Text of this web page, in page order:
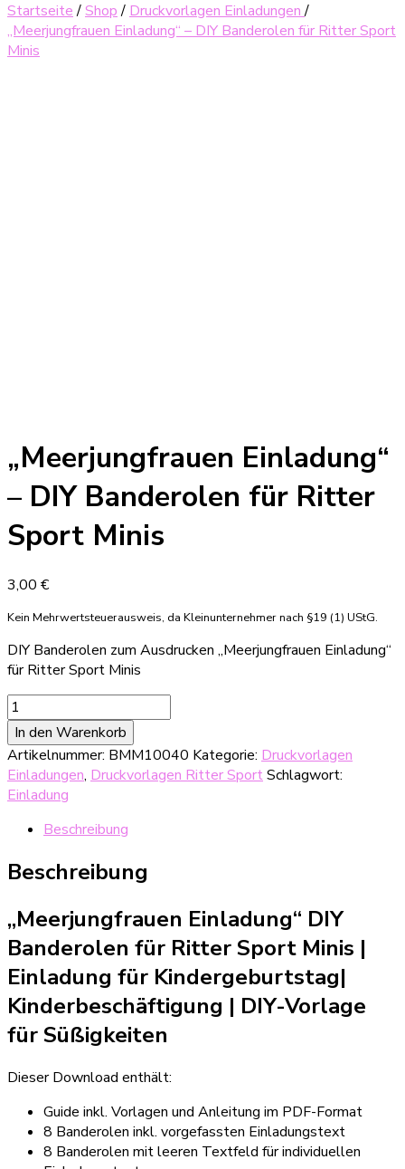
Startseite /Shop / Druckvorlagen Einladungen/
„Meerjungfrauen Einladung“ – DIY Banderolen für Ritter Sport
Minis
„Meerjungfrauen Einladung“
– DIY Banderolen für Ritter
Sport Minis
3,00 €
Kein Mehrwertsteuerausweis, da Kleinunternehmer nach §19 (1) UStG.
DIY Banderolen zum Ausdrucken „Meerjungfrauen Einladung“
für Ritter Sport Minis
"Meerjungfrauen
Einladung"
-
DIY
Banderolen
für
Ritter
Minis
Menge
In den Warenkorb
Artikelnummer: BMM10040 Kategorie: Druckvorlagen
Einladungen, Druckvorlagen Ritter SportSchlagwort:
Einladung
Beschreibung
Beschreibung
„Meerjungfrauen Einladung“ DIY
Banderolen für Ritter Sport Minis |
Einladung für Kindergeburtstag|
Kinderbeschäftigung | DIY-Vorlage
für Süßigkeiten
Dieser Download enthält:
Guide inkl. Vorlagen und Anleitung im PDF-Format
8 Banderolen inkl. vorgefassten Einladungstext
8 Banderolen mit leeren Textfeld für individuellen